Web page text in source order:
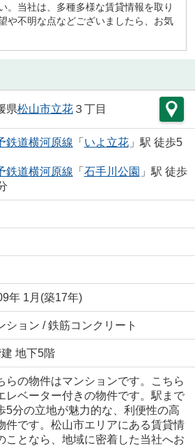
。当社は、多種多様な賃貸情報を取り
や不明な点などございましたら、お気
県松山市立花３丁目
鉄道横河原線 「 いよ立花」駅 徒歩5
鉄道横河原線 「 石手川公園 」駅 徒歩
年 1月(築17年)
ション / 鉄筋コンクリート
地下5階
らの物件はマンションです。こちら
レベーター付きの物件です。駅まで
5分の立地が魅力的な、利便性の高
件です。松山市エリアにある賃貸情
ことなら、地域に密着した当社へお